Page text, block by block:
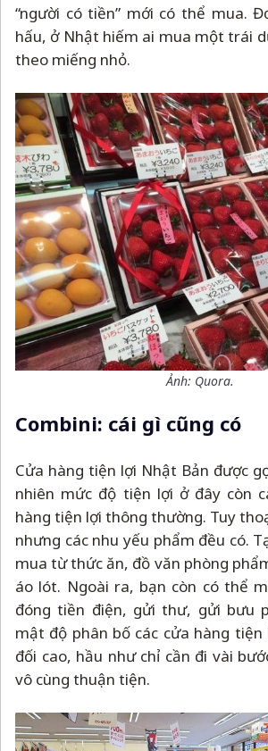
“người có tiền” mới có thể mua.
hấu, ở Nhật hiếm ai mua một trái
theo miếng nhỏ.
Ảnh: Quora.
Combini: cái gì cũng có
Cửa hàng tiện lợi Nhật Bản được
nhiên mức độ tiện lợi ở đây còn
hàng tiện lợi thông thường. Tuy
nhưng các nhu yếu phẩm đều có.
mua từ thức ăn, đồ văn phòng
áo lót. Ngoài ra, bạn còn có thể
đóng tiền điện, gửi thư, gửi bưu
mật độ phân bố các cửa hàng
đối cao, hầu như chỉ cần đi vài
vô cùng thuận tiện.